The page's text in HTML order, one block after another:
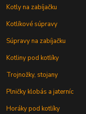
Kotly na zabíjačku
Kotlíkové súpravy
Súpravy na zabíjačku
Kotliny pod kotlíky
Trojnožky, stojany
Plničky klobás a jaterníc
Horáky pod kotlíky